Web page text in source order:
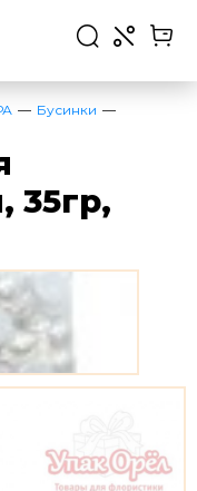
Бусинки
35гр,